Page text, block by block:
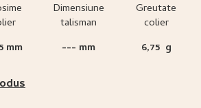
mm
Dimensiune
talisman
--- mm
Greutate
colier
6,75 g